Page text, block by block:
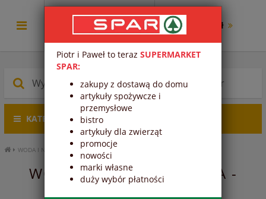
0.00 zł
KATEGORIE PRODUKTÓW
WODA I NAPOJE WODA WODA SMAKOWA
WODA SMAKOWA - WODA -
WODA I NAPOJE
Piotr i Paweł to teraz SUPERMARKET
SPAR:
zakupy z dostawą do domu
artykuły spożywcze i
przemysłowe
bistro
artykuły dla zwierząt
promocje
nowości
marki własne
duży wybór płatności